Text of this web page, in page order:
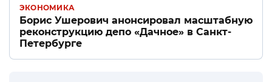
ЭКОНОМИКА
Борис Ушерович анонсировал масштабную
реконструкцию депо «Дачное» в Санкт-
Петербурге